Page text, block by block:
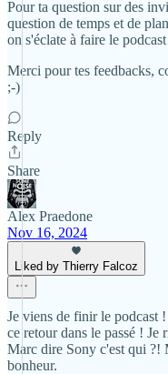
Pour ta question sur des
question de temps et de
on s'éclate à faire le
Merci pour tes feedbacks,
;-)
Reply
Share
Alex Praedone
Nov 16, 2024
Liked by Thierry Falcoz
Je viens de finir le podcast
ce retour dans le passé !
Marc dire Sony c'est qui ?!
bonheur.